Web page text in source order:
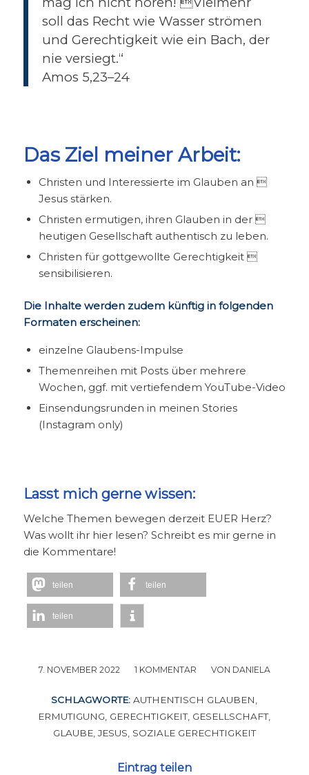
soll das Recht wie Wasser strömen
und Gerechtigkeit wie ein Bach, der
nie versiegt.“
Amos 5,23–24
Das Ziel meiner Arbeit:
Christen und Interessierte im Glauben an 
Jesus stärken.
Christen ermutigen, ihren Glauben in der 
heutigen Gesellschaft authentisch zu leben.
Christen für gottgewollte Gerechtigkeit 
sensibilisieren.
Die Inhalte werden zudem künftig in folgenden
Formaten erscheinen:
einzelne Glaubens-Impulse
Themenreihen mit Posts über mehrere
Wochen, ggf. mit vertiefendem YouTube-Video
Einsendungsrunden in meinen Stories
(Instagram only)
Lasst mich gerne wissen:
Welche Themen bewegen derzeit EUER Herz?
Was wollt ihr hier lesen? Schreibt es mir gerne in
die Kommentare!
teilen teilen
teilen
7. NOVEMBER 2022
/ 1 KOMMENTAR
/ VON DANIELA
SCHLAGWORTE: AUTHENTISCH GLAUBEN
ERMUTIGUNG GERECHTIGKEIT, GESELLSCHAFT,
GLAUBE,JESUS SOZIALE GERECHTIGKEIT
Eintrag teilen